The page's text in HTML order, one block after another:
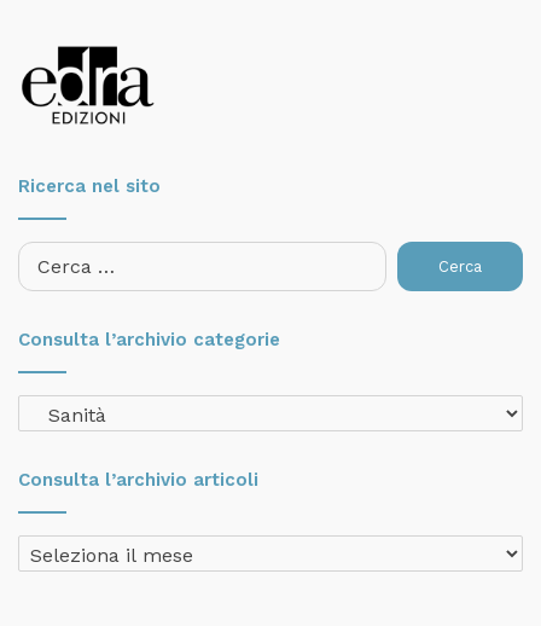
Ricerca nel sito
Ricerca
per:
Consulta l’archivio categorie
Consulta
l’archivio
Consulta l’archivio articoli
Consulta
l’archivio